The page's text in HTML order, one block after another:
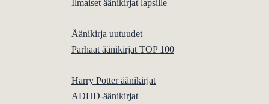
Ilmaiset äänikirjat lapsille
Äänikirja uutuudet
Parhaat äänikirjat TOP 100
Harry Potter äänikirjat
ADHD-äänikirjat